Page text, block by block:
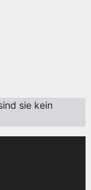
sie kein